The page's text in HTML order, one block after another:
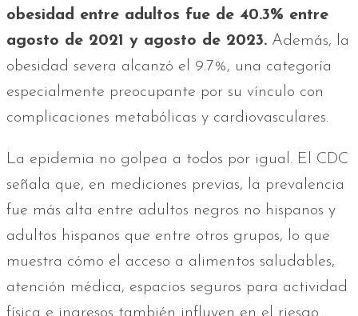
obesidad entre adultos fue de 40.3% entre
agosto de 2021 y agosto de 2023. Además, la
obesidad severa alcanzó el 9.7%, una categoría
especialmente preocupante por su vínculo con
complicaciones metabólicas y cardiovasculares.
La epidemia no golpea a todos por igual. El CDC
señala que, en mediciones previas, la prevalencia
fue más alta entre adultos negros no hispanos y
adultos hispanos que entre otros grupos, lo que
muestra cómo el acceso a alimentos saludables,
atención médica, espacios seguros para actividad
física e ingresos también influyen en el riesgo.